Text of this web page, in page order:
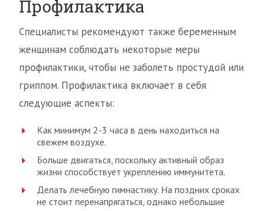
Профилактика
Специалисты рекомендуют также беременным
женщинам соблюдать некоторые меры
профилактики, чтобы не заболеть простудой или
гриппом. Профилактика включает в себя
следующие аспекты:
Как минимум 2-3 часа в день находиться на
свежем воздухе.
Больше двигаться, поскольку активный образ
жизни способствует укреплению иммунитета.
Делать лечебную гимнастику. На поздних сроках
не стоит перенапрягаться, однако небольшие